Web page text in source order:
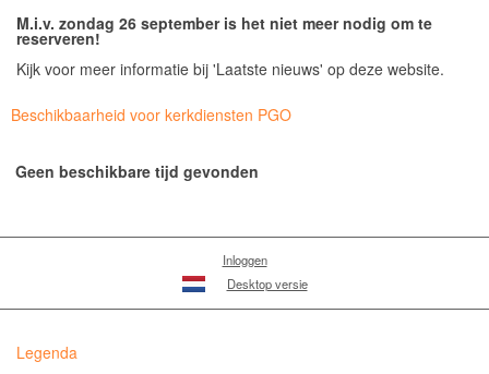
M.i.v. zondag 26 september is het niet meer nodig om te
reserveren!
Kijk voor meer informatie bij 'Laatste nieuws' op deze website.
Beschikbaarheid voor kerkdiensten PGO
Geen beschikbare tijd gevonden
Inloggen
Desktop versie
Legenda